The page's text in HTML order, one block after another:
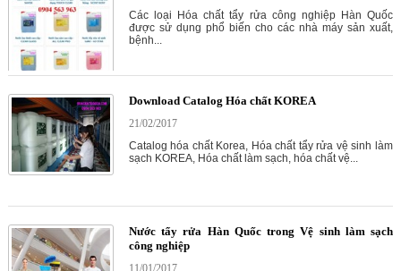
Các loại Hóa chất tẩy rửa công nghiệp Hàn Quốc
được sử dụng phổ biến cho các nhà máy sản xuất,
bệnh...
Download Catalog Hóa chất KOREA
21/02/2017
Catalog hóa chất Korea, Hóa chất tẩy rửa vệ sinh làm
sạch KOREA, Hóa chất làm sạch, hóa chất vệ...
Nước tẩy rửa Hàn Quốc trong Vệ sinh làm sạch
công nghiệp
11/01/2017